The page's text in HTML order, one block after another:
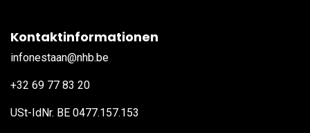
Kontaktinformationen
​infonestaan@nhb.be
​​​​ +32 69 77 83 20
USt-IdNr. BE 0477.157.153